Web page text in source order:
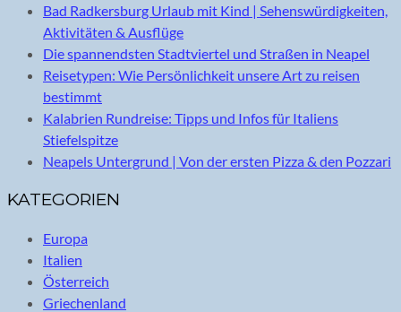
Bad Radkersburg Urlaub mit Kind | Sehenswürdigkeiten,
Aktivitäten & Ausflüge
Die spannendsten Stadtviertel und Straßen in Neapel
Reisetypen: Wie Persönlichkeit unsere Art zu reisen
bestimmt
Kalabrien Rundreise: Tipps und Infos für Italiens
Stiefelspitze
Neapels Untergrund | Von der ersten Pizza & den Pozzari
KATEGORIEN
Europa
Italien
Österreich
Griechenland